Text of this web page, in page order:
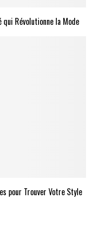
Révolutionne la Mode
pour Trouver Votre Style